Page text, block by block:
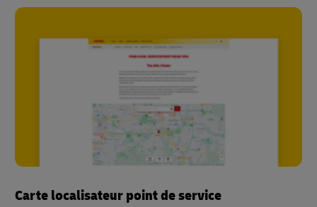
Carte localisateur point de service